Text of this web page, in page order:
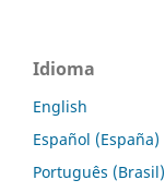
Idioma
English
Español (España)
Português (Brasil)